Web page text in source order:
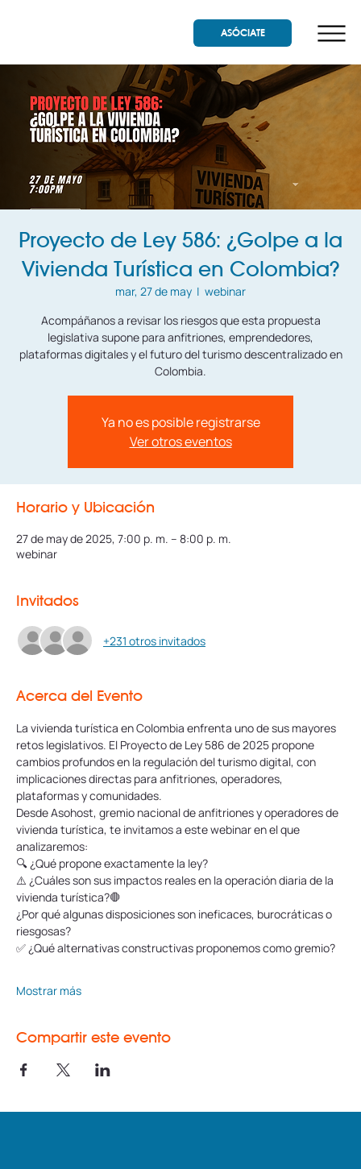
ASÓCIATE
Proyecto de Ley 586: ¿Golpe a la
Vivienda Turística en Colombia?
mar, 27 de may
  |
webinar
Acompáñanos a revisar los riesgos que esta propuesta
legislativa supone para anfitriones, emprendedores,
plataformas digitales y el futuro del turismo descentralizado en
Colombia.
Ya no es posible registrarse
Ver otros eventos
Horario y Ubicación
27 de may de 2025, 7:00 p. m. – 8:00 p. m.
webinar
Invitados
+231 otros invitados
Acerca del Evento
La vivienda turística en Colombia enfrenta uno de sus mayores
retos legislativos. El Proyecto de Ley 586 de 2025 propone
cambios profundos en la regulación del turismo digital, con
implicaciones directas para anfitriones, operadores,
plataformas y comunidades.
Desde Asohost, gremio nacional de anfitriones y operadores de
vivienda turística, te invitamos a este webinar en el que
analizaremos:
🔍 ¿Qué propone exactamente la ley?
⚠️ ¿Cuáles son sus impactos reales en la operación diaria de la
vivienda turística?🛑
¿Por qué algunas disposiciones son ineficaces, burocráticas o
riesgosas?
✅ ¿Qué alternativas constructivas proponemos como gremio?
Mostrar más
Compartir este evento